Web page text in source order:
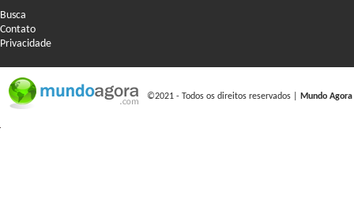
Busca
Contato
Privacidade
©2021 - Todos os direitos reservados | Mundo Agora